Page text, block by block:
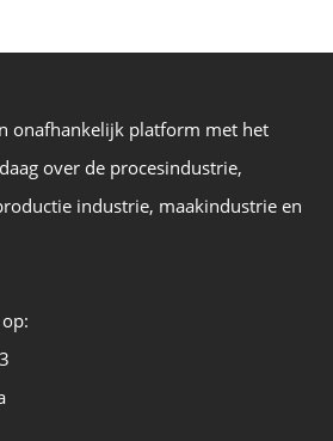
onafhankelijk platform met het
over de procesindustrie,
industrie, maakindustrie en